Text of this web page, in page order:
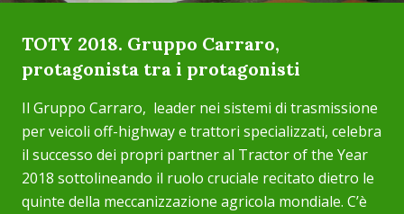
TOTY 2018. Gruppo Carraro,
protagonista tra i protagonisti
Il Gruppo Carraro, leader nei sistemi di trasmissione
per veicoli off-highway e trattori specializzati, celebra
il successo dei propri partner al Tractor of the Year
2018 sottolineando il ruolo cruciale recitato dietro le
quinte della meccanizzazione agricola mondiale. C’è